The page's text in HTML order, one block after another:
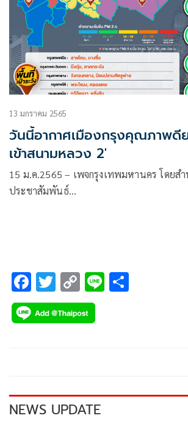
13 มกราคม 2565
วันนี้อากาศเมืองกรุงคุณภาพดี
เข้าสนามหลวง 2'
15 ม.ค.2565 – เพจกรุงเทพมหานคร โดยส
ประชาสัมพันธ์…
F
ac
e
k
T
wi
tt
C
o
p
k
Li
NEWS UPDATE